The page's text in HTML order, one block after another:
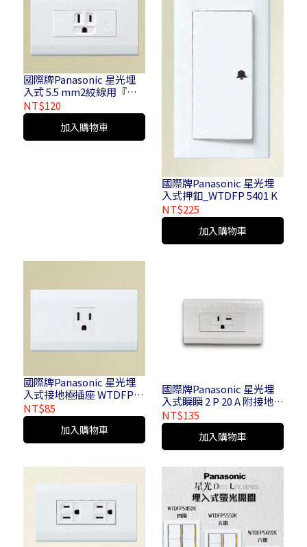
國際牌Panasonic 星光埋
入式 5.5 mm2絞線用『單
插座』WTDFP 11016
NT$120
加入購物車
國際牌Panasonic 星光埋
入式押釦_WTDFP 5401 K
NT$225
加入購物車
國際牌Panasonic 星光埋
入式接地極插座 WTDFP
1101
NT$85
加入購物車
國際牌Panasonic 星光埋
入式瞬瞬 2 P 20 A 附接地極
插座 250 V - WTDFP 3620
K
NT$135
加入購物車